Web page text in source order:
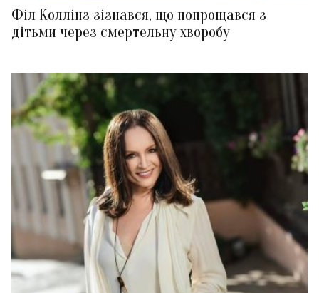
Філ Коллінз зізнався, що попрощався з
дітьми через смертельну хворобу